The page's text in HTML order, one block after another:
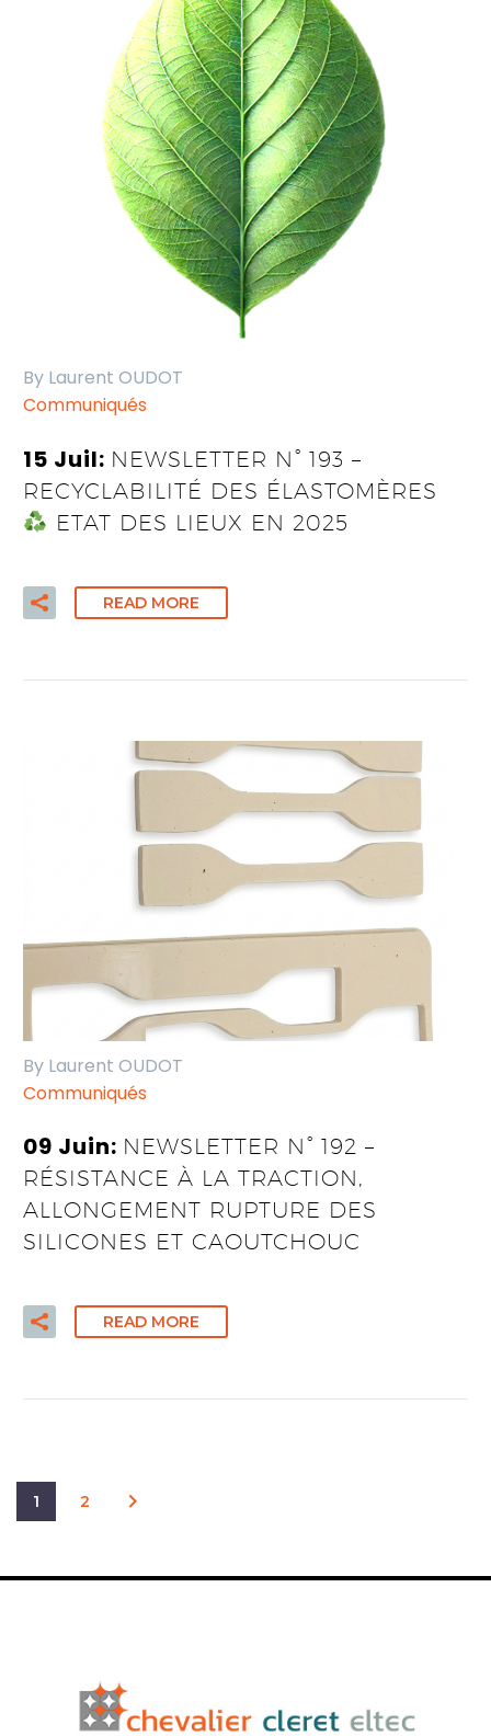
By Laurent OUDOT
Communiqués
15 Juil: NEWSLETTER N° 193 –
RECYCLABILITÉ DES ÉLASTOMÈRES
ETAT DES LIEUX EN 2025
READ MORE
By Laurent OUDOT
Communiqués
09 Juin: NEWSLETTER N° 192 –
RÉSISTANCE À LA TRACTION,
ALLONGEMENT RUPTURE DES
SILICONES ET CAOUTCHOUC
READ MORE
1 2